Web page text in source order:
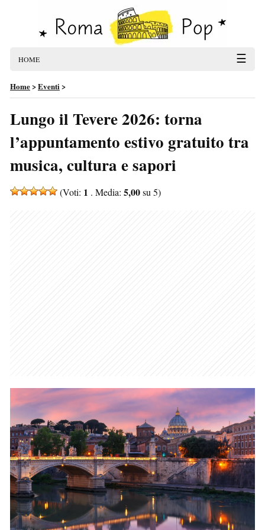
HOME ☰
Home>Eventi>
Lungo il Tevere 2026: torna
l’appuntamento estivo gratuito tra
musica, cultura e sapori
(Voti: 1 . Media: 5,00su 5)